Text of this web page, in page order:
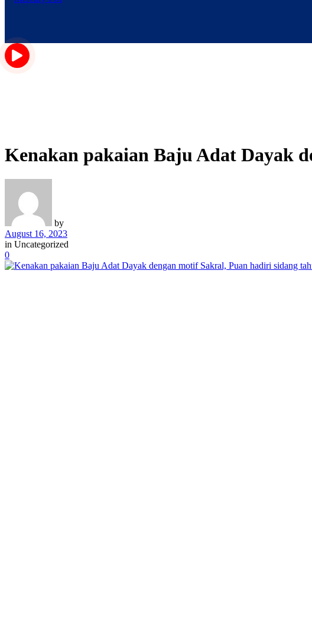
Kenakan pakaian Baju Adat Dayak
by
August 16, 2023
in Uncategorized
0